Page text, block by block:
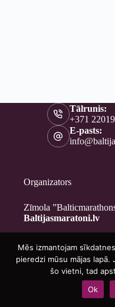
Tālrunis:
+371
E-pasts:
Organizators
Zīmola
Baltijasmaratoni.lv
Kontakti
Par mums
Brīvprātīgajiem
Privātuma politika
Copyright ©
Mēs izmantojam
pieredzi mūsu mājas
šo vietni, tad
Ok